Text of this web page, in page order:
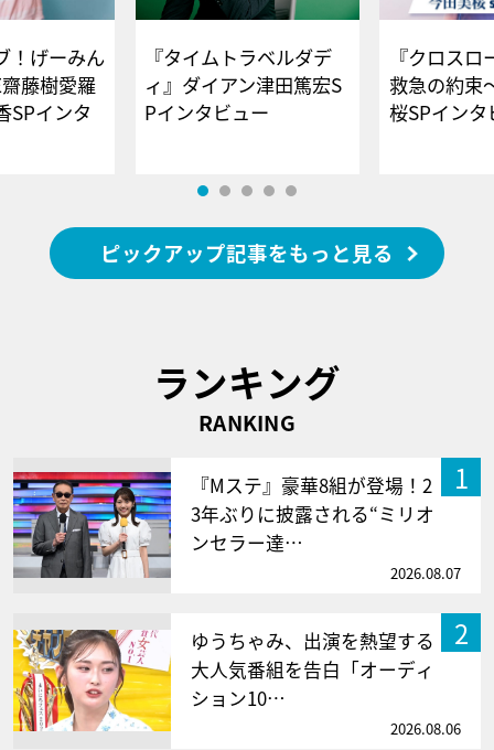
！げーみん
藤樹愛羅
SPインタ
『タイムトラベルダデ
ィ』ダイアン津田篤宏S
Pインタビュー
『クロス
救急の約束
桜SPイ
ピックアップ記事をもっと見る
ランキング
RANKING
1
『Mステ』豪華8組が登場！2
3年ぶりに披露される“ミリオ
ンセラー達…
2026.08.07
2
ゆうちゃみ、出演を熱望する
大人気番組を告白「オーディ
ション10…
2026.08.06